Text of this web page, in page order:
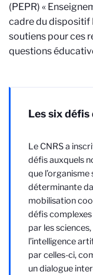
(PEPR) «
cadre du dispositif
soutiens pour ces
questions
Les six défis
Le CNRS a
défis auxquels
que
déterminante
mobilisation
défis
par les
l’intelligence
par celles-ci,
un dialogue